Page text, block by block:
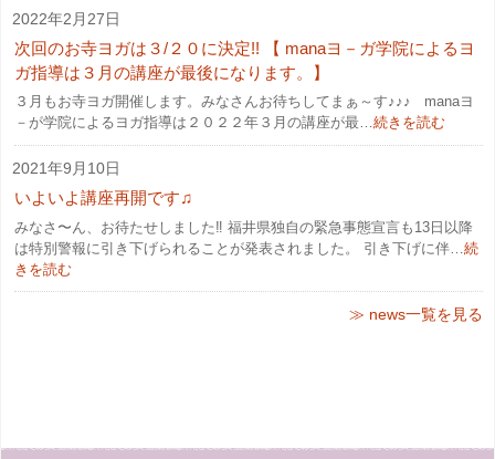
2022年2月27日
次回のお寺ヨガは３/２０に決定!! 【 manaヨ－ガ学院によるヨ
ガ指導は３月の講座が最後になります。】
３月もお寺ヨガ開催します。みなさんお待ちしてまぁ～す♪♪♪ manaヨ
－が学院によるヨガ指導は２０２２年３月の講座が最…続きを読む
2021年9月10日
いよいよ講座再開です♫
みなさ〜ん、お待たせしました‼︎ 福井県独自の緊急事態宣言も13日以降
は特別警報に引き下げられることが発表されました。 引き下げに伴…続
きを読む
≫ news一覧を見る